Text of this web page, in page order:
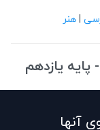
| هنر
یازدهم
آنها